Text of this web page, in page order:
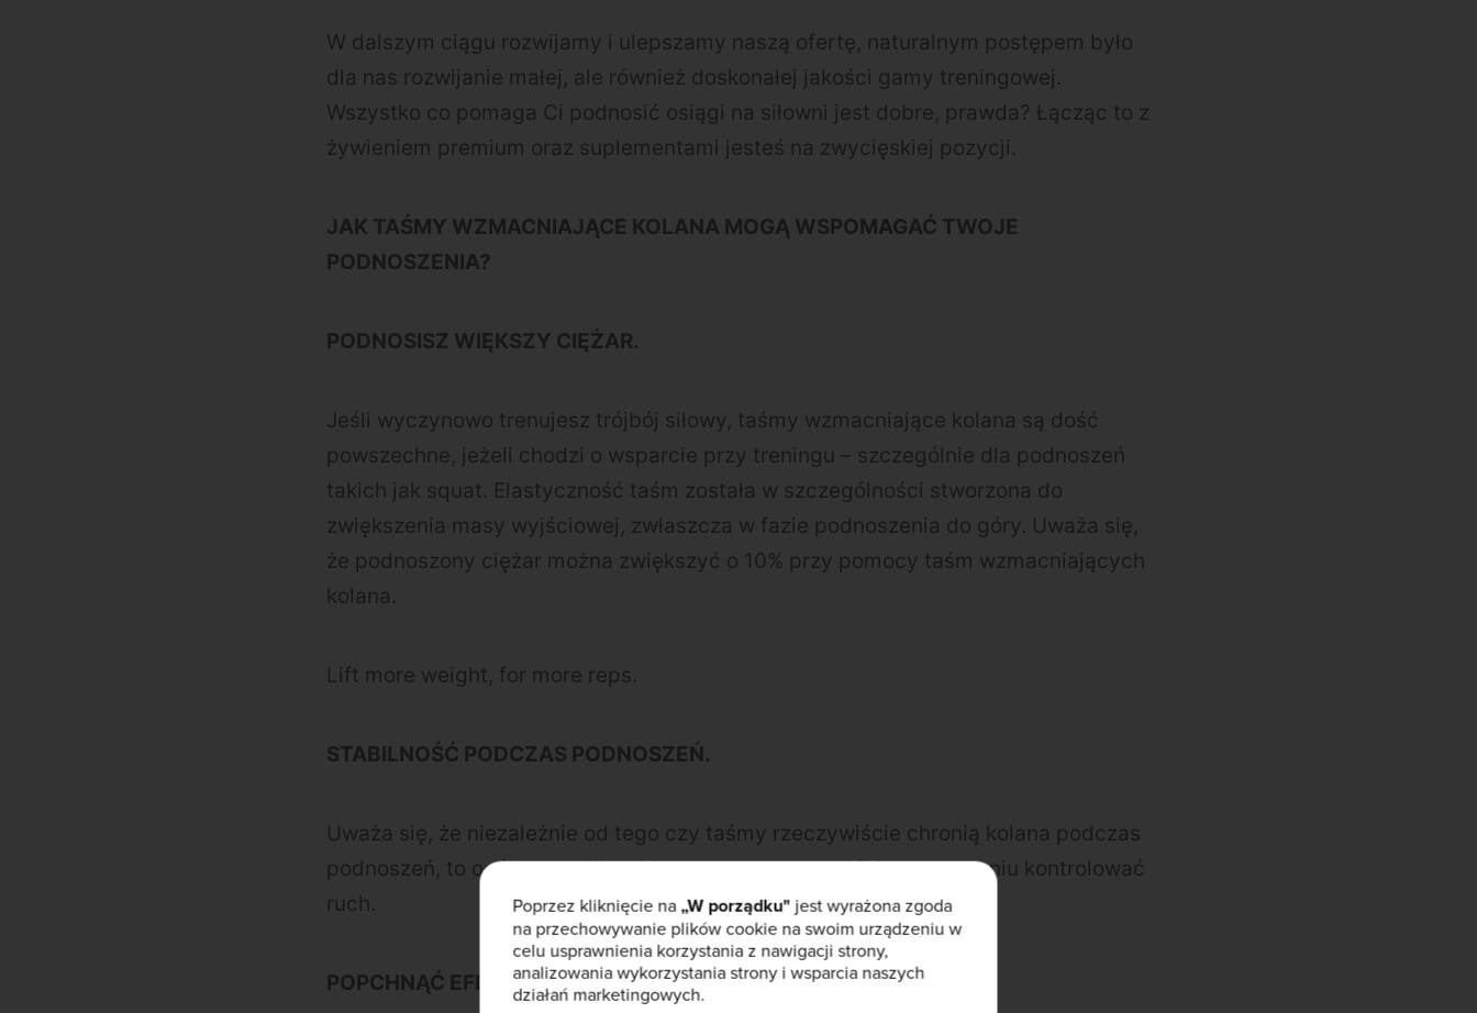
W dalszym ciągu rozwijamy i ulepszamy naszą ofertę, naturalnym postępem było
dla nas rozwijanie małej, ale również doskonałej jakości gamy treningowej.
Wszystko co pomaga Ci podnosić osiągi na siłowni jest dobre, prawda? Łącząc to z
żywieniem premium oraz suplementami jesteś na zwycięskiej pozycji.
JAK TAŚMY WZMACNIAJĄCE KOLANA MOGĄ WSPOMAGAĆ TWOJE
PODNOSZENIA?
PODNOSISZ WIĘKSZY CIĘŻAR.
Jeśli wyczynowo trenujesz trójbój siłowy, taśmy wzmacniające kolana są dość
powszechne, jeżeli chodzi o wsparcie przy treningu – szczególnie dla podnoszeń
takich jak squat. Elastyczność taśm została w szczególności stworzona do
zwiększenia masy wyjściowej, zwłaszcza w fazie podnoszenia do góry. Uważa się,
że podnoszony ciężar można zwiększyć o 10% przy pomocy taśm wzmacniających
kolana.
Lift more weight, for more reps.
STABILNOŚĆ PODCZAS PODNOSZEŃ.
Uważa się, że niezależnie od tego czy taśmy rzeczywiście chronią kolana podczas
podnoszeń, to ogólna stabilizacja kolana pomaga w większym stopniu kontrolować
ruch.
POPCHNĄĆ EFEKT PLATEAU.
Poprzez kliknięcie na„W porządku" jest wyrażona zgoda
na przechowywanie plików cookie na swoim urządzeniu w
celu usprawnienia korzystania z nawigacji strony,
analizowania wykorzystania strony i wsparcia naszych
działań marketingowych.